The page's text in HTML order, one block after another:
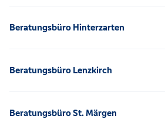
Beratungsbüro Hinterzarten
Beratungsbüro Lenzkirch
Beratungsbüro St. Märgen